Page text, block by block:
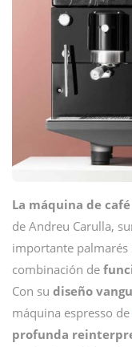
La máquina de
de Andreu Carulla,
importante palmarés
combinación de
Con su diseño
máquina espresso de
profunda